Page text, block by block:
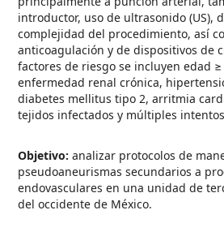
introductor, uso de ultrasonido (US),
complejidad del procedimiento, así
anticoagulación y de dispositivos de
factores de riesgo se incluyen edad ≥
enfermedad renal crónica,
diabetes mellitus tipo 2, arritmia
tejidos infectados y múltiples
Objetivo: analizar protocolos de
pseudoaneurismas secundarios a
endovasculares en una unidad de
del occidente de México.